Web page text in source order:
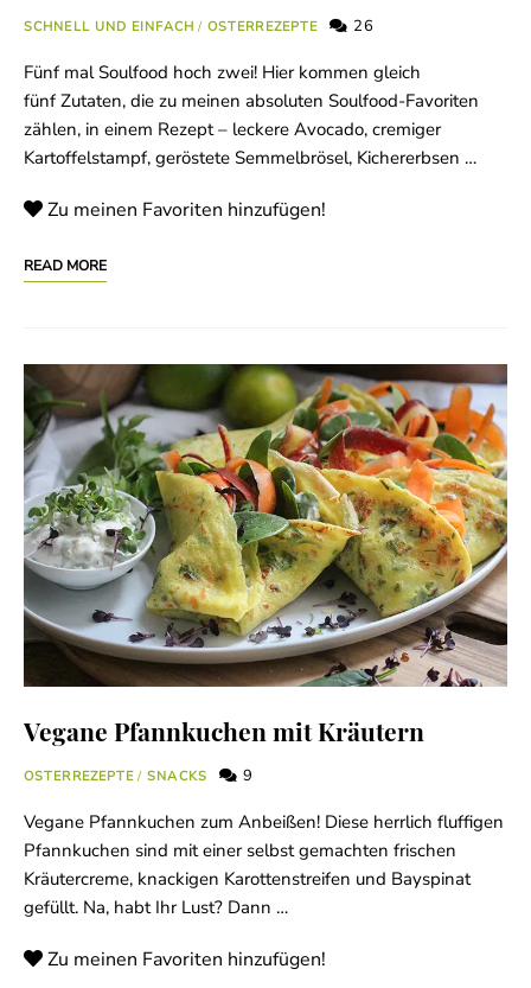
SCHNELL UND EINFACH / OSTERREZEPTE 26
Fünf mal Soulfood hoch zwei! Hier kommen gleich
fünf Zutaten, die zu meinen absoluten Soulfood-Favoriten
zählen, in einem Rezept – leckere Avocado, cremiger
Kartoffelstampf, geröstete Semmelbrösel, Kichererbsen …
Zu meinen Favoriten hinzufügen!
READ MORE
Vegane Pfannkuchen mit Kräutern
OSTERREZEPTE / SNACKS 9
Vegane Pfannkuchen zum Anbeißen! Diese herrlich fluffigen
Pfannkuchen sind mit einer selbst gemachten frischen
Kräutercreme, knackigen Karottenstreifen und Bayspinat
gefüllt. Na, habt Ihr Lust? Dann …
Zu meinen Favoriten hinzufügen!